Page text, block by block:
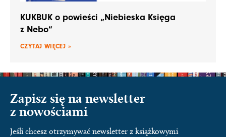
KUKBUK o powieści „Niebieska Księga
z Nebo”
CZYTAJ WIĘCEJ »
Zapisz się na newsletter
z nowościami
Jeśli chcesz otrzymywać newsletter z książkowymi